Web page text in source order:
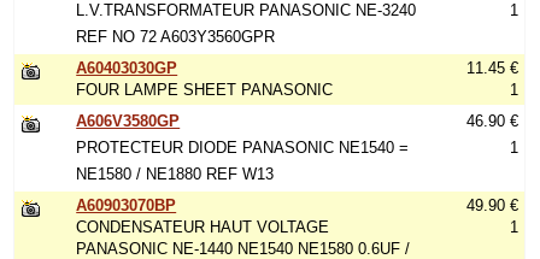
L.V.TRANSFORMATEUR PANASONIC NE-3240
REF NO 72 A603Y3560GPR
1
A60403030GP
FOUR LAMPE SHEET PANASONIC
11.45 €
1
A606V3580GP
PROTECTEUR DIODE PANASONIC NE1540 =
NE1580 / NE1880 REF W13
46.90 €
1
A60903070BP
CONDENSATEUR HAUT VOLTAGE
PANASONIC NE-1440 NE1540 NE1580 0.6UF /
49.90 €
1